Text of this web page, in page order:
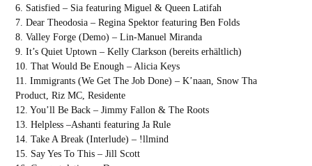
6. Satisfied – Sia featuring Miguel & Queen Latifah
7. Dear Theodosia – Regina Spektor featuring Ben Folds
8. Valley Forge (Demo) – Lin-Manuel Miranda
9. It’s Quiet Uptown – Kelly Clarkson (bereits erhältlich)
10. That Would Be Enough – Alicia Keys
11. Immigrants (We Get The Job Done) – K’naan, Snow Tha
Product, Riz MC, Residente
12. You’ll Be Back – Jimmy Fallon & The Roots
13. Helpless –Ashanti featuring Ja Rule
14. Take A Break (Interlude) – !llmind
15. Say Yes To This – Jill Scott